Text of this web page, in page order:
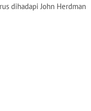
dihadapi John Herdman